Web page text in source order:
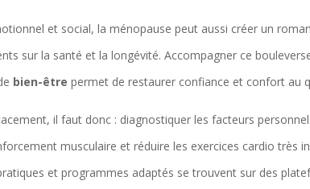
et social, la ménopause peut aussi créer un
sur la santé et la longévité. Accompagner ce
bien-être permet de restaurer confiance et confort au
il faut donc : diagnostiquer les facteurs
musculaire et réduire les exercices cardio très
et programmes adaptés se trouvent sur des